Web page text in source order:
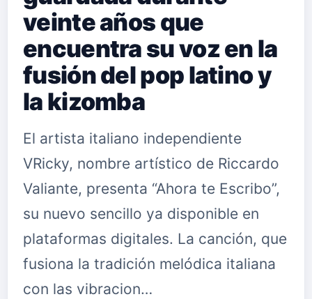
veinte años que
encuentra su voz en la
fusión del pop latino y
la kizomba
El artista italiano independiente
VRicky, nombre artístico de Riccardo
Valiante, presenta “Ahora te Escribo”,
su nuevo sencillo ya disponible en
plataformas digitales. La canción, que
fusiona la tradición melódica italiana
con las vibracion…